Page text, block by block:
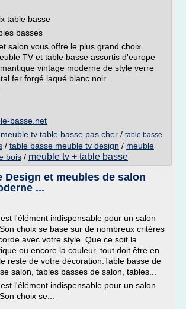
table basse
basses
salon vous offre le plus grand choix
TV et table basse assortis d'europe
vintage moderne de style verre
fer forgé laqué blanc noir...
basse.net
meuble tv table basse pas cher / table basse
/ table basse meuble tv design / meuble
bois / meuble tv + table basse
Design et meubles de salon
...
l'élément indispensable pour un salon
choix se base sur de nombreux critères
avec votre style. Que ce soit la
ou encore la couleur, tout doit être en
reste de votre décoration.Table basse de
salon, tables basses de salon, tables...
l'élément indispensable pour un salon
choix se...